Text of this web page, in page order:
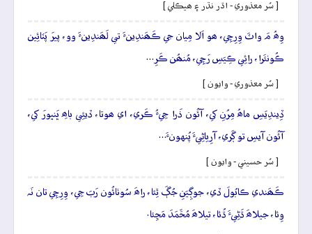
[ سُر معذوري - اڌر نڌر ۽ ھيڪلي ]
وِھُ مَ واٽَ وِرِچِي، ھو اَلا مِيان جي ڪَھَندِينءَ تي لَھَندِينءَ وو، پيرَ پَٽائِين
ڪُونئَرا، رائِي ڪِيَسِ رَچِي، مُنھُن ڪَرِ…
[ سُر معذوري - وايون ]
ڏِيندِيَسِ ماھُ مِرُنِ کي، آئُون ذَرا جِيءُ ڪَري، اي ھوتا، ڏيئِي باھِ ڀَنڀورَ کي،
آئُون آيسِ تو ڳَري، آرِياڻِيءَ پُنهونءَ…
[ سُر حسيني - وايون ]
ڪَھَندي ڪابُولَ ڏي، جوڳِيَنِ جُڳَ ٿِئا، راھَ سُوٺائُون رَبَ جِي، وِرِچِي تان نَہ
وِئا، جيلاھَ ڌَڻِيءَ ڌُئا، تيلاھَ مُحَّمَدَ مَڃِئا.